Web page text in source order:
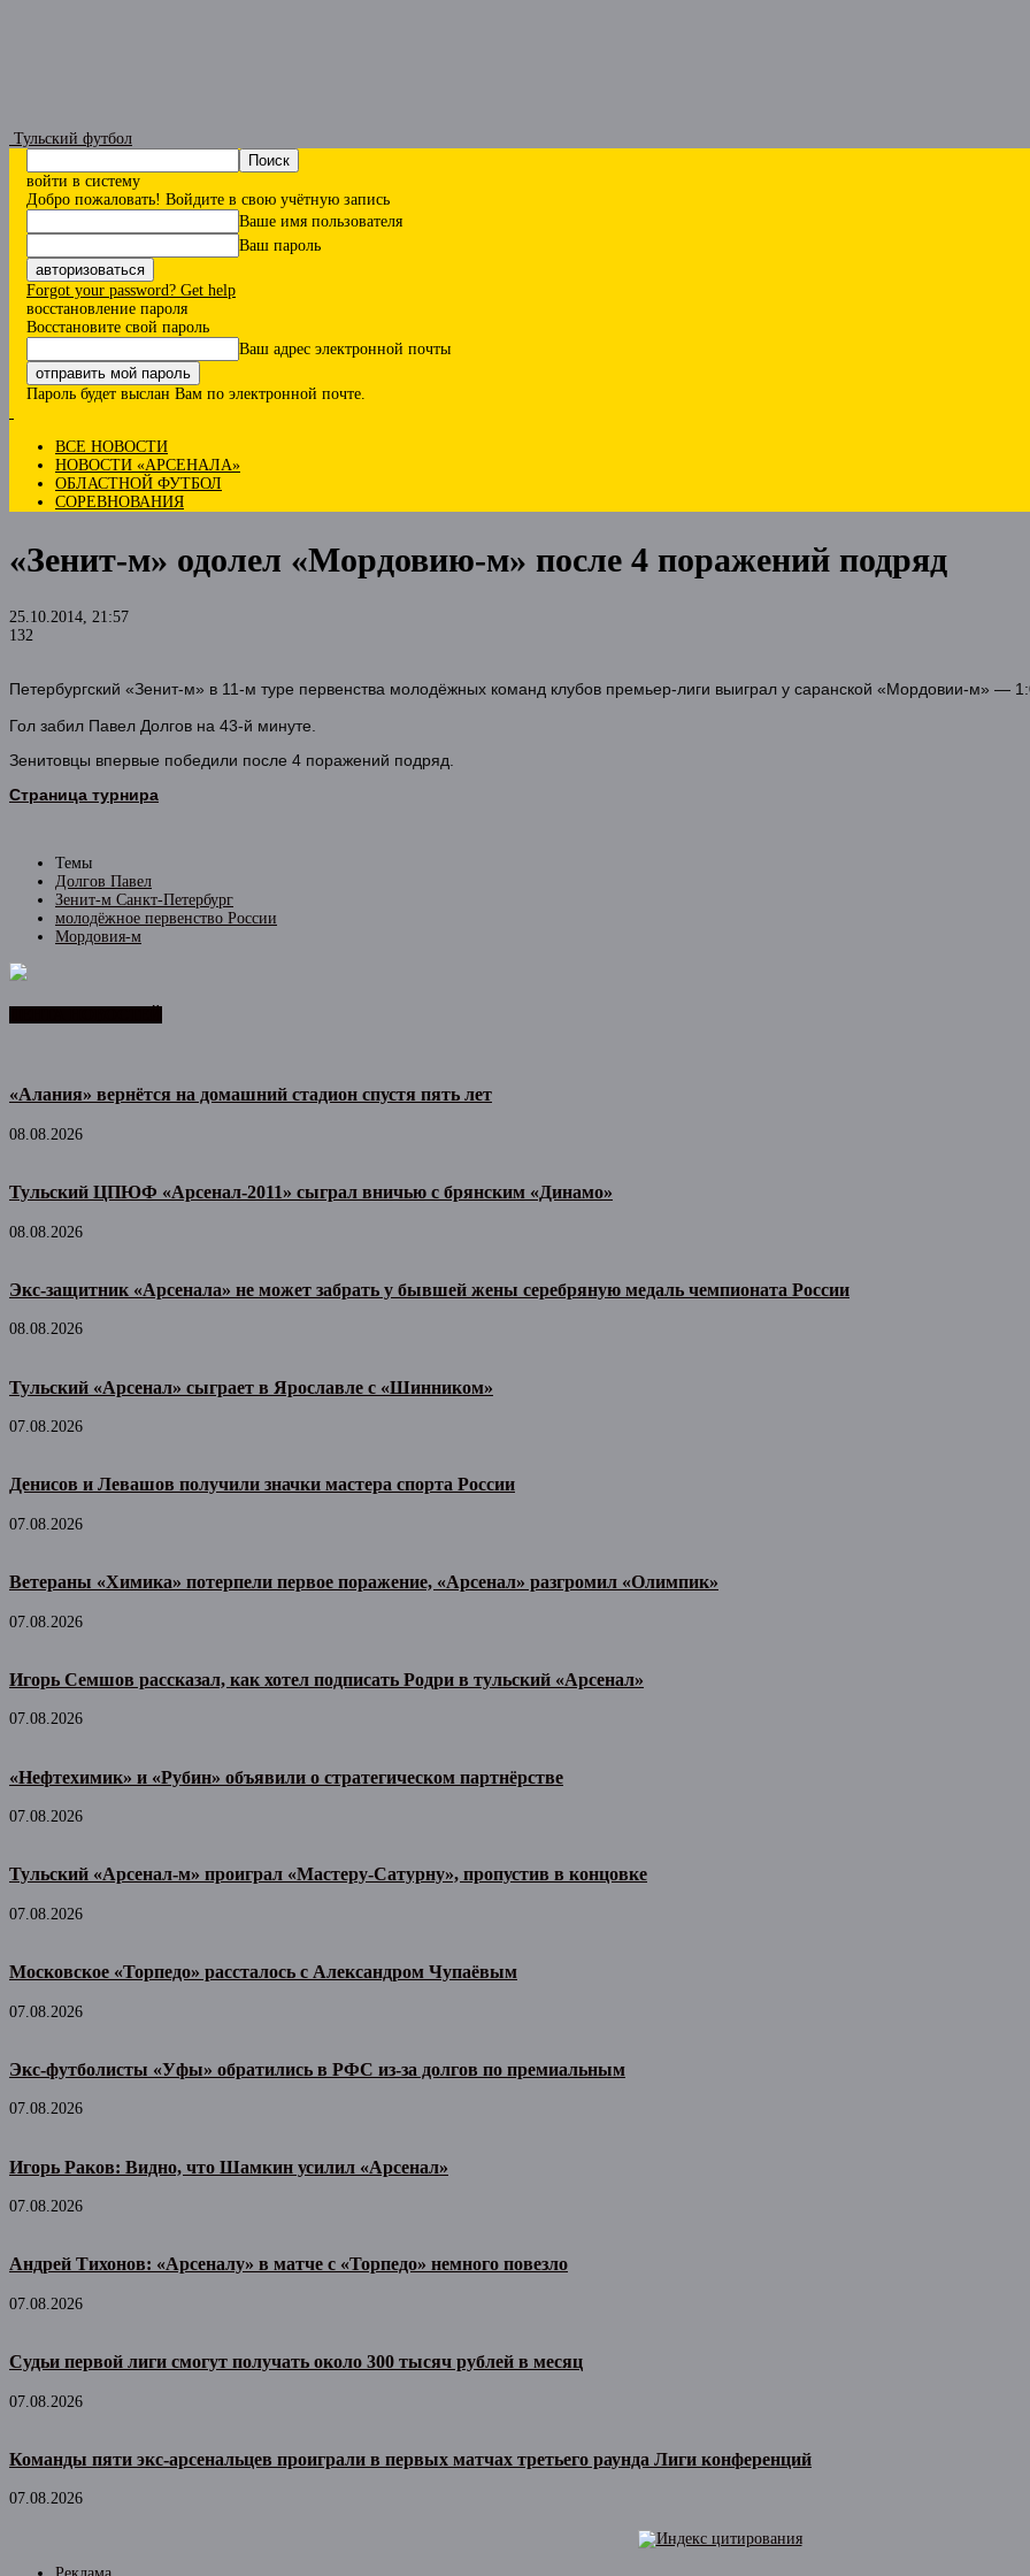
Тульский футбол
войти в систему
Добро пожаловать! Войдите в свою учётную запись
Ваше имя пользователя
Ваш пароль
Forgot your password? Get help
восстановление пароля
Восстановите свой пароль
Ваш адрес электронной почты
Пароль будет выслан Вам по электронной почте.
ВСЕ НОВОСТИ
НОВОСТИ «АРСЕНАЛА»
ОБЛАСТНОЙ ФУТБОЛ
СОРЕВНОВАНИЯ
«Зенит-м» одолел «Мордовию-м» после 4 поражений подряд
25.10.2014, 21:57
132
Петербургский «Зенит-м» в 11-м туре первенства молодёжных команд клубов премьер-лиги выиграл у саранской «Мордовии-м» —
Гол забил Павел Долгов на 43-й минуте.
Зенитовцы впервые победили после 4 поражений подряд.
Страница турнира
Темы
Долгов Павел
Зенит-м Санкт-Петербург
молодёжное первенство России
Мордовия-м
«Алания» вернётся на домашний стадион спустя пять лет
08.08.2026
Тульский ЦПЮФ «Арсенал-2011» сыграл вничью с брянским «Динамо»
08.08.2026
Экс-защитник «Арсенала» не может забрать у бывшей жены серебряную медаль чемпионата России
08.08.2026
Тульский «Арсенал» сыграет в Ярославле с «Шинником»
07.08.2026
Денисов и Левашов получили значки мастера спорта России
07.08.2026
Ветераны «Химика» потерпели первое поражение, «Арсенал» разгромил «Олимпик»
07.08.2026
Игорь Семшов рассказал, как хотел подписать Родри в тульский «Арсенал»
07.08.2026
«Нефтехимик» и «Рубин» объявили о стратегическом партнёрстве
07.08.2026
Тульский «Арсенал-м» проиграл «Мастеру-Сатурну», пропустив в концовке
07.08.2026
Московское «Торпедо» рассталось с Александром Чупаёвым
07.08.2026
Экс-футболисты «Уфы» обратились в РФС из-за долгов по премиальным
07.08.2026
Игорь Раков: Видно, что Шамкин усилил «Арсенал»
07.08.2026
Андрей Тихонов: «Арсеналу» в матче с «Торпедо» немного повезло
07.08.2026
Судьи первой лиги смогут получать около 300 тысяч рублей в месяц
07.08.2026
Команды пяти экс-арсенальцев проиграли в первых матчах третьего раунда Лиги конференций
07.08.2026